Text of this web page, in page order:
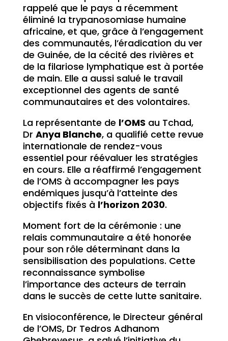
rappelé que le pays a récemment
éliminé la trypanosomiase humaine
africaine, et que, grâce à l’engagement
des communautés, l’éradication du ver
de Guinée, de la cécité des rivières et
de la filariose lymphatique est à portée
de main. Elle a aussi salué le travail
exceptionnel des agents de santé
communautaires et des volontaires.
La représentante de l’OMS au Tchad,
Dr Anya Blanche, a qualifié cette revue
internationale de rendez-vous
essentiel pour réévaluer les stratégies
en cours. Elle a réaffirmé l’engagement
de l’OMS à accompagner les pays
endémiques jusqu’à l’atteinte des
objectifs fixés à l’horizon 2030.
Moment fort de la cérémonie : une
relais communautaire a été honorée
pour son rôle déterminant dans la
sensibilisation des populations. Cette
reconnaissance symbolise
l’importance des acteurs de terrain
dans le succès de cette lutte sanitaire.
En visioconférence, le Directeur général
de l’OMS, Dr Tedros Adhanom